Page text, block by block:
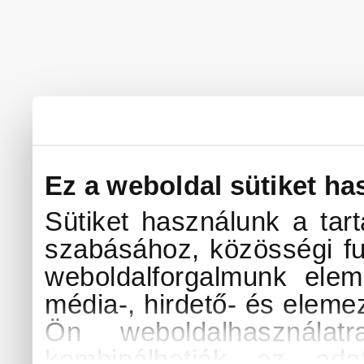
Ez a weboldal sütiket
Sütiket használunk a
szabásához, közösségi
weboldalforgalmunk
média-, hirdető- és
Ön